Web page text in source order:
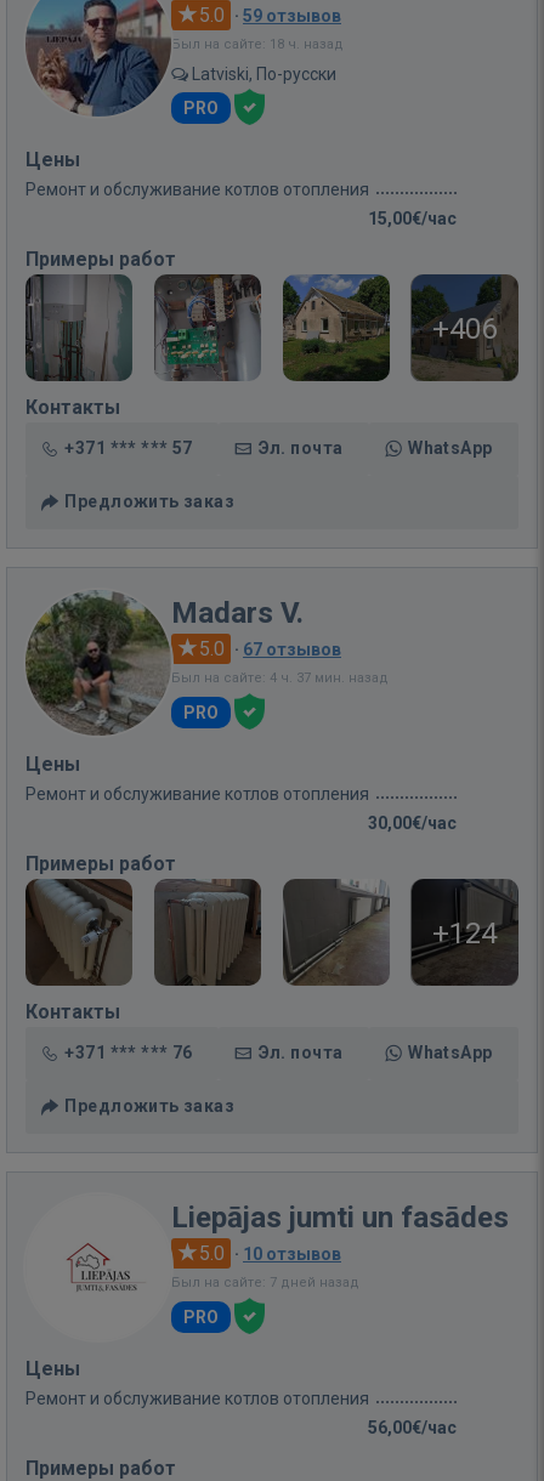
5.0 · 59 отзывов
Был на сайте: 18 ч. назад
Latviski, По-русски
PRO
Цены
Ремонт и обслуживание котлов отопления
15,00€/час
Примеры работ
+406
Контакты
+371 *** *** 57 Эл. почта WhatsApp
Предложить заказ
Madars V.
5.0 · 67 отзывов
Был на сайте: 4 ч. 37 мин. назад
PRO
Цены
Ремонт и обслуживание котлов отопления
30,00€/час
Примеры работ
+124
Контакты
+371 *** *** 76 Эл. почта WhatsApp
Предложить заказ
Liepājas jumti un fasādes
5.0 · 10 отзывов
Был на сайте: 7 дней назад
PRO
Цены
Ремонт и обслуживание котлов отопления
56,00€/час
Примеры работ